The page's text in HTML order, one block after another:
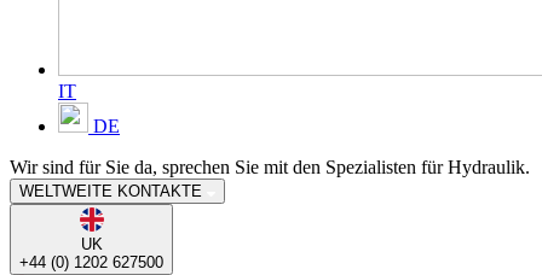
IT
DE
Wir sind für Sie da, sprechen Sie mit den Spezialisten für Hydraulik.
WELTWEITE KONTAKTE
UK
+44 (0) 1202 627500